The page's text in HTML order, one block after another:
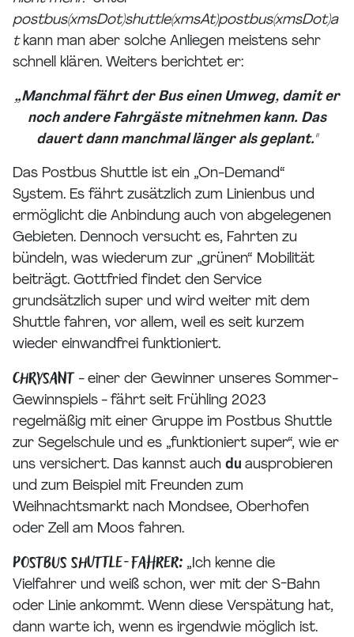
postbus(xmsDot)shuttle(xmsAt)postbus(xmsDot)a
tkann man aber solche Anliegen meistens sehr
schnell klären. Weiters berichtet er:
„Manchmal fährt der Bus einen Umweg, damit er
noch andere Fahrgäste mitnehmen kann. Das
dauert dann manchmal länger als geplant."
Das Postbus Shuttle ist ein „On-Demand“
System. Es fährt zusätzlich zum Linienbus und
ermöglicht die Anbindung auch von abgelegenen
Gebieten. Dennoch versucht es, Fahrten zu
bündeln, was wiederum zur „grünen“ Mobilität
beiträgt. Gottfried findet den Service
grundsätzlich super und wird weiter mit dem
Shuttle fahren, vor allem, weil es seit kurzem
wieder einwandfrei funktioniert.
Chrysant - einer der Gewinner unseres Sommer-
Gewinnspiels - fährt seit Frühling 2023
regelmäßig mit einer Gruppe im Postbus Shuttle
zur Segelschule und es „funktioniert super“, wie er
uns versichert. Das kannst auch du ausprobieren
und zum Beispiel mit Freunden zum
Weihnachtsmarkt nach Mondsee, Oberhofen
oder Zell am Moos fahren.
Postbus Shuttle-Fahrer: „Ich kenne die
Vielfahrer und weiß schon, wer mit der S-Bahn
oder Linie ankommt. Wenn diese Verspätung hat,
dann warte ich, wenn es irgendwie möglich ist.